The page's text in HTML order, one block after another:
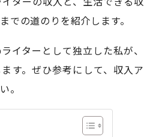
での道のりを紹介します。
イターとして独立した私が、
す。ぜひ参考にして、収入ア
。